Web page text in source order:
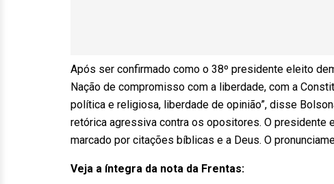
Após ser confirmado como o 38º presidente eleito
Nação de compromisso com a liberdade, com a
política e religiosa, liberdade de opinião”, disse
retórica agressiva contra os opositores. O presidente
marcado por citações bíblicas e a Deus. O
Veja a íntegra da nota da Frentas: